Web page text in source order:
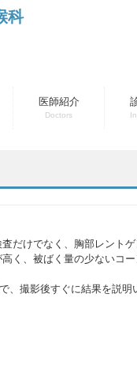
科
医師紹介
Doctors
だけでなく、胸部レントゲ
く、被ばく量の少ないコー
、撮影後すぐに結果を説明